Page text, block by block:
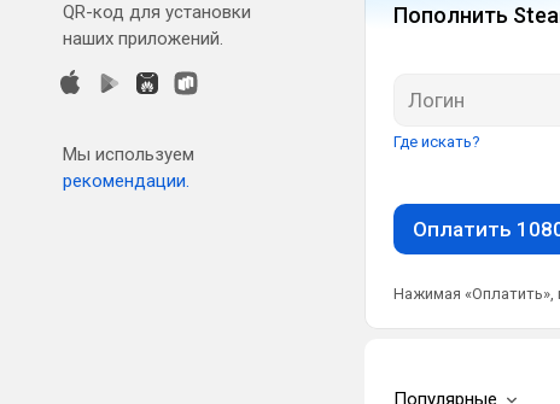
QR-код для установки
наших приложений.
Мы используем
рекомендации.
Пополнить
Где искать?
Оплатить
Нажимая «Оплатить»,
Популярные